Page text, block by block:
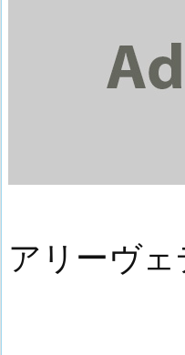
アリーヴェ